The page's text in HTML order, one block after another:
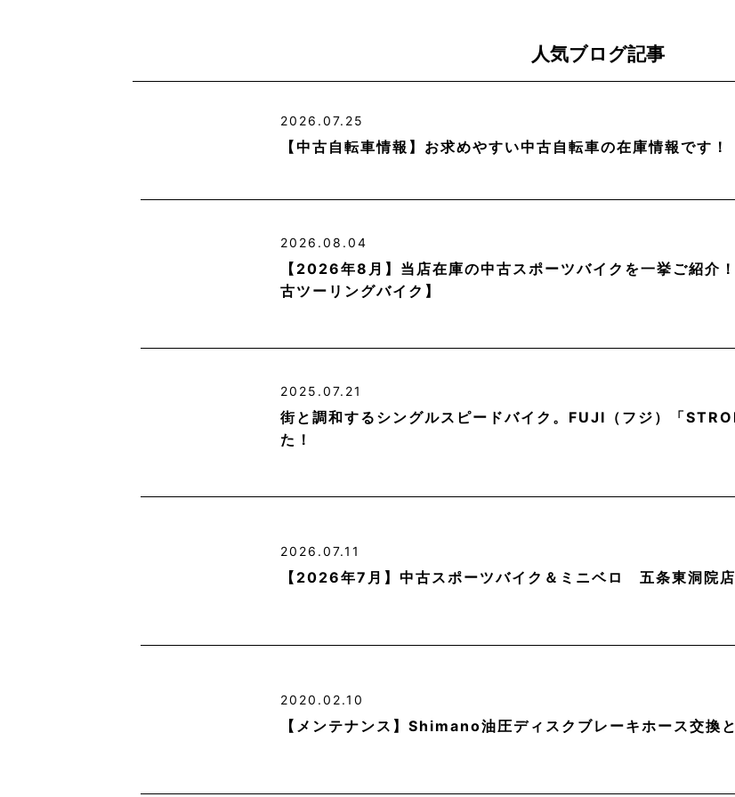
人気ブログ記事
2026.07.25
【中古自転車情報】お求めやすい中古自転車の在庫情報です！
2026.08.04
【2026年8月】当店在庫の中古スポーツバイクを一挙ご紹介
古ツーリングバイク】
2025.07.21
街と調和するシングルスピードバイク。FUJI（フジ）「
た！
2026.07.11
【2026年7月】中古スポーツバイク＆ミニベロ 五条東洞院店
2020.02.10
【メンテナンス】Shimano油圧ディスクブレーキホース交換